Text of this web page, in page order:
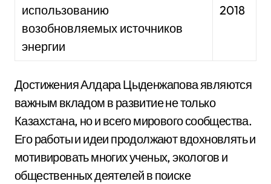
использованию
возобновляемых источников
энергии
2018
Достижения Алдара Цыденжапова являются
важным вкладом в развитие не только
Казахстана, но и всего мирового сообщества.
Его работы и идеи продолжают вдохновлять и
мотивировать многих ученых, экологов и
общественных деятелей в поиске